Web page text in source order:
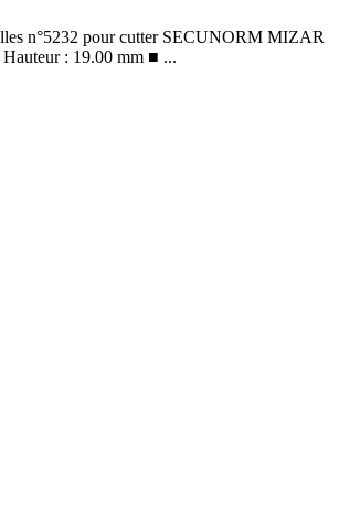
n°5232 pour cutter SECUNORM MIZAR
: 19.00 mm ■ ...